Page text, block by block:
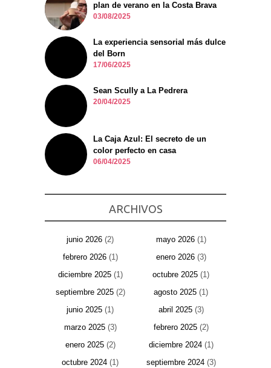
plan de verano en la Costa Brava
03/08/2025
La experiencia sensorial más dulce
del Born
17/06/2025
Sean Scully a La Pedrera
20/04/2025
La Caja Azul: El secreto de un
color perfecto en casa
06/04/2025
ARCHIVOS
junio 2026 (2) mayo 2026(1)
febrero 2026(1) enero 2026(3)
diciembre 2025(1) octubre 2025 (1)
septiembre 2025(2) agosto 2025 (1)
junio 2025 (1) abril 2025(3)
marzo 2025(3) febrero 2025(2)
enero 2025(2) diciembre 2024(1)
octubre 2024 (1) septiembre 2024(3)